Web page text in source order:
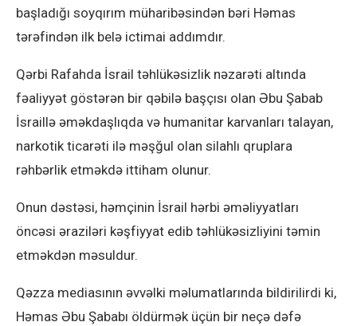
başladığı soyqırım müharibəsindən bəri Həmas
tərəfindən ilk belə ictimai addımdır.
Qərbi Rafahda İsrail təhlükəsizlik nəzarəti altında
fəaliyyət göstərən bir qəbilə başçısı olan Əbu Şabab
İsraillə əməkdaşlıqda və humanitar karvanları talayan,
narkotik ticarəti ilə məşğul olan silahlı qruplara
rəhbərlik etməkdə ittiham olunur.
Onun dəstəsi, həmçinin İsrail hərbi əməliyyatları
öncəsi əraziləri kəşfiyyat edib təhlükəsizliyini təmin
etməkdən məsuldur.
Qəzza mediasının əvvəlki məlumatlarında bildirilirdi ki,
Həmas Əbu Şababı öldürmək üçün bir neçə dəfə